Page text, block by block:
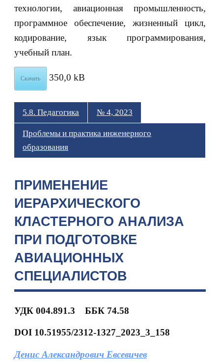
технологии, авиационная промышленность,
программное обеспечение, жизненный цикл,
кодирование, язык программирования,
учебный план.
Скачать 350,0 kB
5.8. Педагогика № 4, 2023
Проблемы и практика инженерного
образования
ПРИМЕНЕНИЕ
ИЕРАРХИЧЕСКОГО
КЛАСТЕРНОГО АНАЛИЗА
ПРИ ПОДГОТОВКЕ
АВИАЦИОННЫХ
СПЕЦИАЛИСТОВ
УДК 004.891.3 ББК 74.58
DOI10.51955/2312-1327_2023_3_158
Денис Александрович Евсевичев